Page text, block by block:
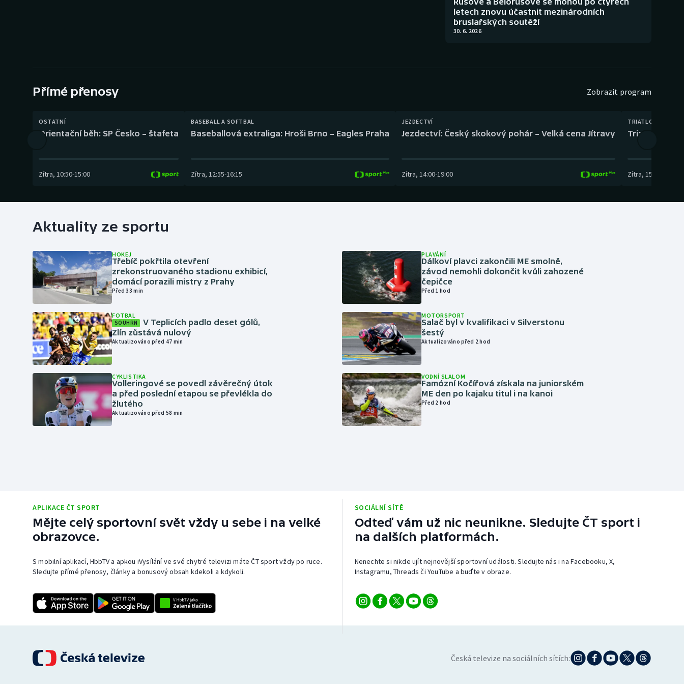
Gymnastika
letech znovu účastnit mezinárodních
bruslařských soutěží
30. 6. 2026
Přímé přenosy Zobrazit program
OSTATNÍ
Orientační běh: SP Česko – štafeta
Zítra, 10:50-15:00
BASEBALL A SOFTBAL
Baseballová extraliga: Hroši Brno – Eagles Praha
Zítra, 12:55-16:15
JEZDECTVÍ
Jezdectví: Český skokový pohár – Velká cena Jítravy
Zítra, 14:00-19:00
TRIATLON
Triatlon:
Zítra, 15:00
Aktuality ze sportu
HOKEJ
Třebíč pokřtila otevření
zrekonstruovaného stadionu exhibicí,
domácí porazili mistry z Prahy
Před 33 min
FOTBAL
SOUHRN
V Teplicích padlo deset gólů,
Zlín zůstává nulový
Aktualizováno před 47 min
CYKLISTIKA
Volleringové se povedl závěrečný útok
a před poslední etapou se převlékla do
žlutého
Aktualizováno před 58 min
PLAVÁNÍ
Dálkoví plavci zakončili ME smolně,
závod nemohli dokončit kvůli zahozené
čepičce
Před 1 hod
MOTORSPORT
Salač byl v kvalifikaci v Silverstonu
šestý
Aktualizováno před 2 hod
VODNÍ SLALOM
Famózní Kočířová získala na juniorském
ME den po kajaku titul i na kanoi
Před 2 hod
APLIKACE ČT SPORT
Mějte celý sportovní svět vždy u sebe i na velké
obrazovce.
S mobilní aplikací, HbbTV a apkou iVysílání ve své chytré televizi máte ČT sport vždy po ruce.
Sledujte přímé přenosy, články a bonusový obsah kdekoli a kdykoli.
SOCIÁLNÍ SÍTĚ
Odteď vám už nic neunikne. Sledujte ČT sport i
na dalších platformách.
Nenechte si nikde ujít nejnovější sportovní události. Sledujte nás i na Facebooku, X,
Instagramu, Threads či YouTube a buďte v obraze.
Česká televize na sociálních sítích: